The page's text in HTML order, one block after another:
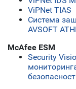
ViPNet TIAS
Система
AVSOFT
McAfee ESM
Security